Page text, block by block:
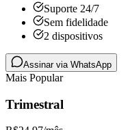
Suporte 24/7
Sem fidelidade
2 dispositivos
Assinar via WhatsApp
Mais Popular
Trimestral